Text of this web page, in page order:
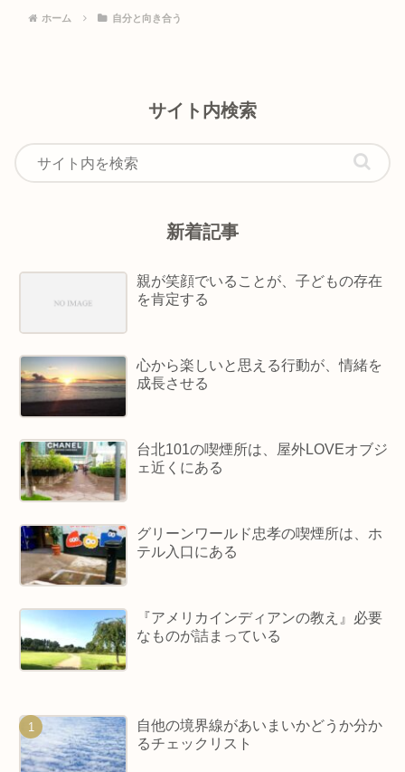
ホーム 自分と向き合う
サイト内検索
新着記事
親が笑顔でいることが、子どもの存在
を肯定する
心から楽しいと思える行動が、情緒を
成長させる
台北101の喫煙所は、屋外LOVEオブジ
ェ近くにある
グリーンワールド忠孝の喫煙所は、ホ
テル入口にある
『アメリカインディアンの教え』必要
なものが詰まっている
自他の境界線があいまいかどうか分か
るチェックリスト